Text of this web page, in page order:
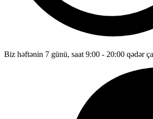
Biz həftənin 7 günü, saat 9:00 - 20:00 qədər